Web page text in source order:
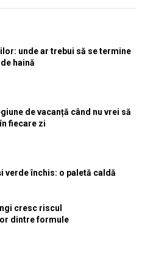
unde ar trebui să se termine
haină
de vacanță când nu vrei să
fiecare zi
verde închis: o paletă caldă
cresc riscul
dintre formule